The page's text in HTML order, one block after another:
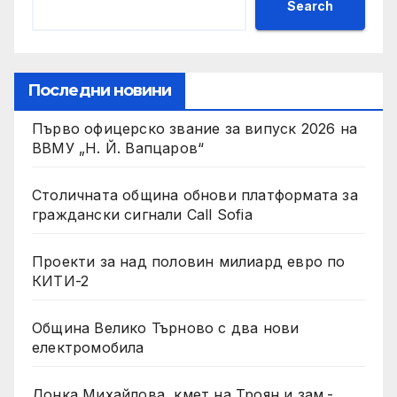
Search
Последни новини
Първо офицерско звание за випуск 2026 на
ВВМУ „Н. Й. Вапцаров“
Столичната община обнови платформата за
граждански сигнали Call Sofia
Проекти за над половин милиард евро по
КИТИ-2
Община Велико Търново с два нови
електромобила